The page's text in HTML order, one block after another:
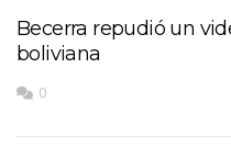
Becerra repudió un
boliviana
0